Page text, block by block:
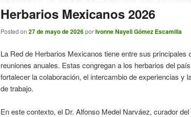
Herbarios Mexicanos 2026
Posted on 27 de mayo de 2026porIvonne Nayeli Gómez Escamilla
La Red de Herbarios Mexicanos tiene entre sus principales
reuniones anuales. Estas congregan a los herbarios del
fortalecer la colaboración, el intercambio de experiencias y
de trabajo.
En este contexto, el Dr. Alfonso Medel Narváez, curador